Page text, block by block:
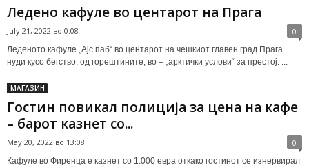
Ледено кафуле во центарот на Прага
July 21, 2022 во 0:08 0
Леденото кафуле „Ајс паб“ во центарот на чешкиот главен град Прага
нуди кусо бегство, од горештините, во – „арктички услови“ за престој. ...
МАГАЗИН
Гостин повикал полиција за цена на кафе
– барот казнет со...
May 20, 2022 во 13:08 0
Кафуле во Фиренца е казнет со 1.000 евра откако гостинот се изнервирал